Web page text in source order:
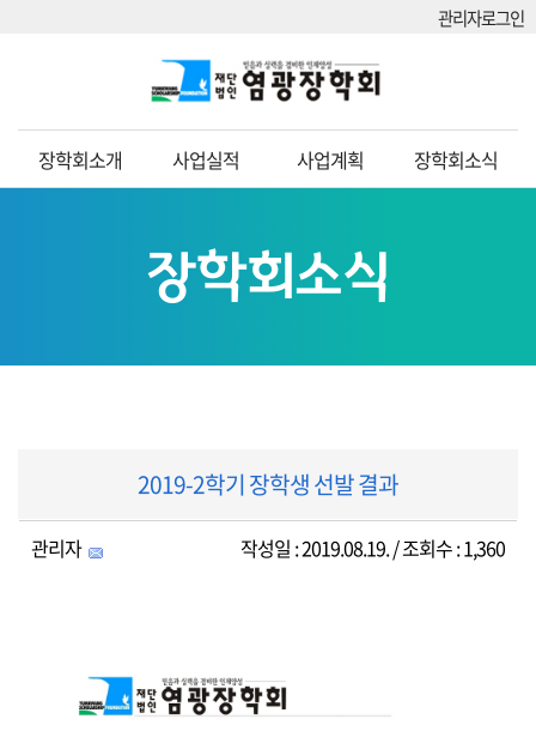
관리자로그인
장학회소개 사업실적 사업계획 장학회소식
장학회소식
2019-2학기 장학생 선발 결과
관리자 작성일 : 2019.08.19. / 조회수 : 1,360